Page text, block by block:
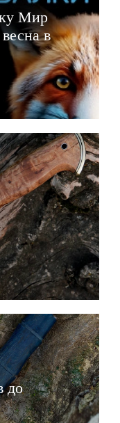
Мир
в
до